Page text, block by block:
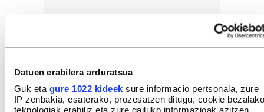
Datuen erabilera arduratsua
Guk eta gure 1022 kideek sure informacio pertsonala, zure
IP zenbakia, esaterako, prozesatzen ditugu, cookie bezalako